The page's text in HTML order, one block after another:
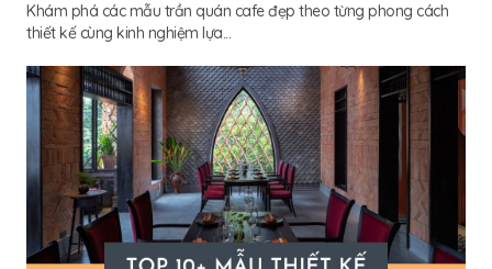
Khám phá các mẫu trần quán cafe đẹp theo từng phong cách
thiết kế cùng kinh nghiệm lựa...